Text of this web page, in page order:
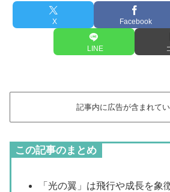
X Facebook
LINE
記事内に広告が含まれてい
この記事のまとめ
「光の翼」は飛行や成長を象